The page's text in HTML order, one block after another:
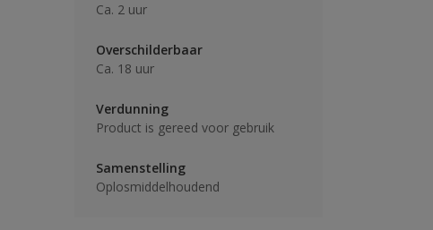
Ca. 2 uur
Overschilderbaar
Ca. 18 uur
Verdunning
Product is gereed voor gebruik
Samenstelling
Oplosmiddelhoudend